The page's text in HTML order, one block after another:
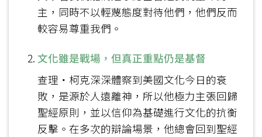
主，同時不以輕蔑態度對待他們，他們反而
較容易尊重我們。
文化雖是戰場，但真正重點仍是基督
查理‧柯克深深體察到美國文化今日的衰
敗，是源於人遠離神，所以他極力主張回歸
聖經原則，並以信仰為基礎進行文化的抗衡
反擊。在多次的辯論場景，他總會回到聖經